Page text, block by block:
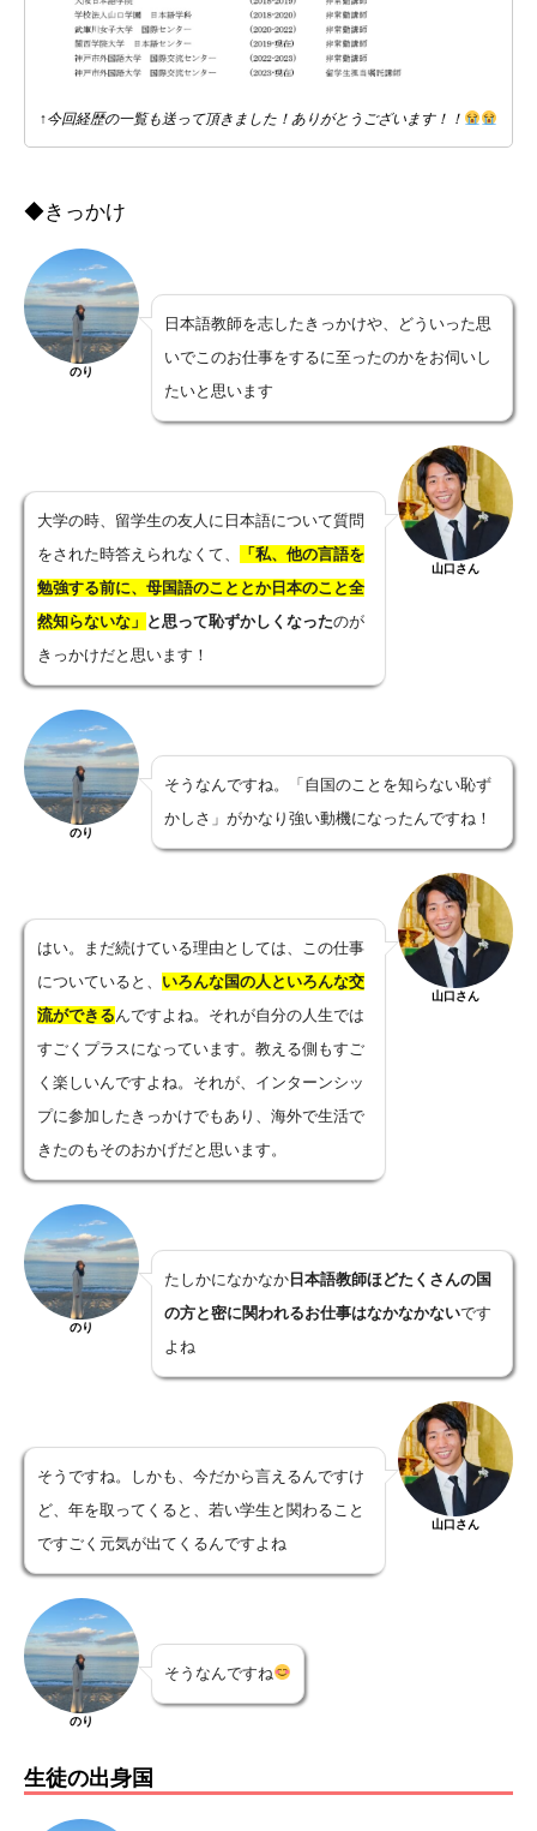
↑今回経歴の一覧も送って頂きました！ありがとうございます！！
◆きっかけ
のり
日本語教師を志したきっかけや、どういった思
いでこのお仕事をするに至ったのかをお伺いし
たいと思います
大学の時、留学生の友人に日本語について質問
をされた時答えられなくて、
「私、他の言語を
勉強する前に、母国語のこととか日本のこと全
然知らないな」 と思って恥ずかしくなったのが
きっかけだと思います！
山口さん
のり
そうなんですね。「自国のことを知らない恥ず
かしさ」がかなり強い動機になったんですね！
はい。まだ続けている理由としては、この仕事
についていると、 いろんな国の人といろんな交
流ができる んですよね。それが自分の人生では
すごくプラスになっています。教える側もすご
く楽しいんですよね。それが、インターンシッ
プに参加したきっかけでもあり、海外で生活で
きたのもそのおかげだと思います。
山口さん
のり
たしかになかなか日本語教師ほどたくさんの国
の方と密に関われるお仕事はなかなかないです
よね
そうですね。しかも、今だから言えるんですけ
ど、年を取ってくると、若い学生と関わること
ですごく元気が出てくるんですよね
山口さん
のり
そうなんですね
生徒の出身国